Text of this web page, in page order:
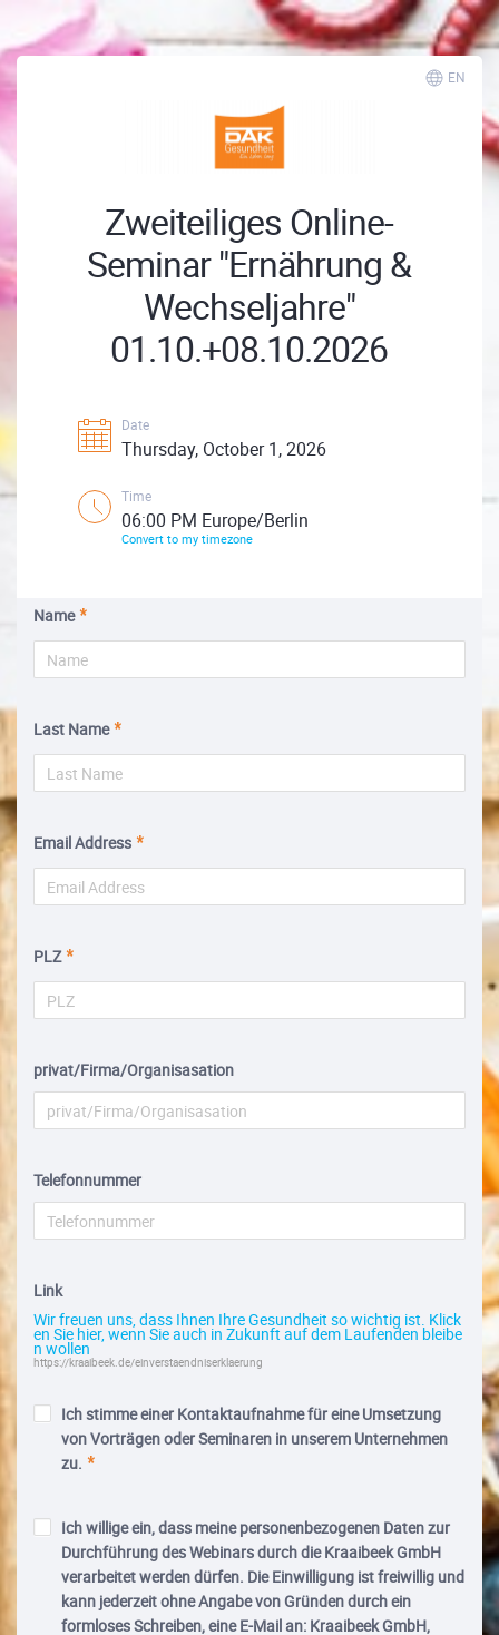
EN
Zweiteiliges Online-
Seminar "Ernährung &
Wechseljahre"
01.10.+08.10.2026
Date
Thursday, October 1, 2026
Time
06:00 PM Europe/Berlin
Convert to my timezone
Name
Last Name
Email Address
PLZ
privat/Firma/Organisasation
Telefonnummer
Link
Wir freuen uns, dass Ihnen Ihre Gesundheit so wichtig ist. Klick
en Sie hier, wenn Sie auch in Zukunft auf dem Laufenden bleibe
n wollen
https://kraaibeek.de/einverstaendniserklaerung
Ich stimme einer Kontaktaufnahme für eine Umsetzung
von Vorträgen oder Seminaren in unserem Unternehmen
zu.
Ich willige ein, dass meine personenbezogenen Daten zur
Durchführung des Webinars durch die Kraaibeek GmbH
verarbeitet werden dürfen. Die Einwilligung ist freiwillig und
kann jederzeit ohne Angabe von Gründen durch ein
formloses Schreiben, eine E-Mail an: Kraaibeek GmbH,